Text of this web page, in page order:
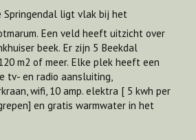
Springendal ligt vlak bij het
Een veld heeft uitzicht over
beek. Er zijn 5 Beekdal
m2 of meer. Elke plek heeft een
tv- en radio aansluiting,
wifi, 10 amp. elektra [ 5 kwh per
en gratis warmwater in het